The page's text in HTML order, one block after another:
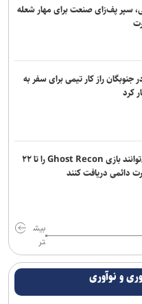
سپر پف‌زای صنعت برای مهار شعله
در جنوبگان راز کار تیمی برای سفر به
کرد
بازیکنان می‌توانند بازی Ghost Recon را تا ۲۲
دائمی دریافت کنند
بیش
تر
و نوآوری